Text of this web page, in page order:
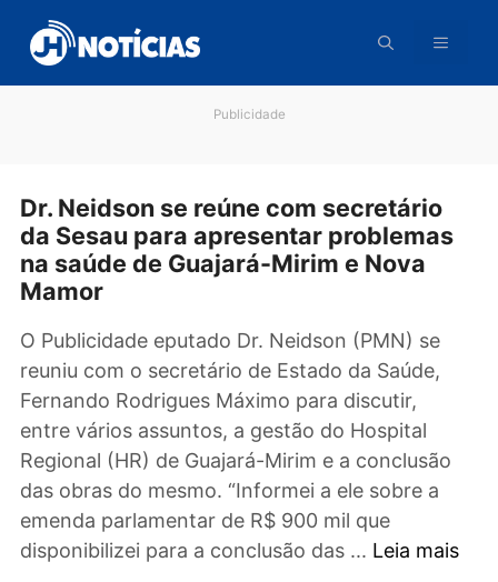
para
conteúdo
Dr. Neidson se reúne com secretário
da Sesau para apresentar
na saúde de Guajará-Mirim e Nova
O Publicidade eputado Dr. Neidson (PMN) se
reuniu com o secretário de Estado da Saúde,
Fernando Rodrigues Máximo para discutir,
entre vários assuntos, a gestão do Hospital
Regional (HR) de Guajará-Mirim e a
das obras do mesmo. “Informei a ele sobre a